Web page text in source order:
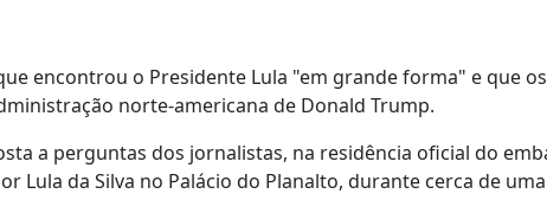
encontrou o Presidente Lula "em grande forma" e que
norte-americana de Donald Trump.
a perguntas dos jornalistas, na residência oficial do
Lula da Silva no Palácio do Planalto, durante cerca de